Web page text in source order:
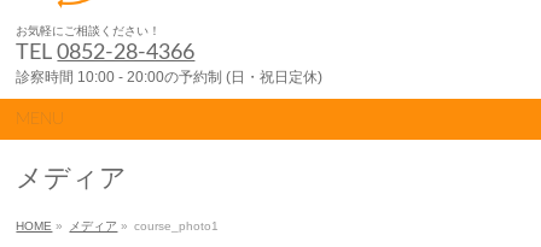
お気軽にご相談ください！
TEL0852-28-4366
診察時間 10:00 - 20:00の予約制 (日・祝日定休)
MENU
メディア
HOME » メディア » course_photo1